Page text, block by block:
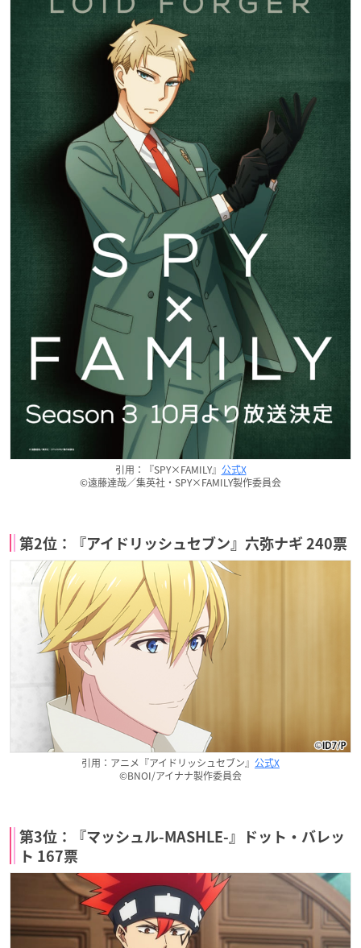
引用：『SPY×FAMILY』 公式X
©遠藤達哉／集英社・SPY×FAMILY製作委員会
第2位：『アイドリッシュセブン』六弥ナギ 240票
引用：アニメ『アイドリッシュセブン』 公式X
©BNOI/アイナナ製作委員会
第3位：『マッシュル-MASHLE-』ドット・バレッ
ト 167票